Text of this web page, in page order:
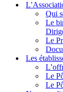
navigation
Qui
Le
Le
Les
Le
Le